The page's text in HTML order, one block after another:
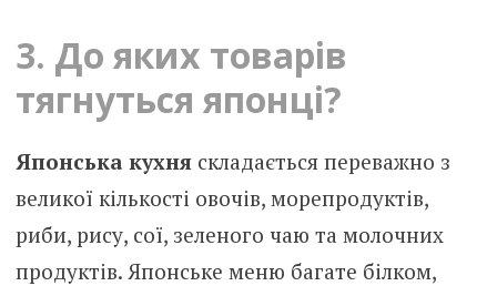
3. До яких товарів
тягнуться японці?
Японська кухняскладається переважно з
великої кількості овочів, морепродуктів,
риби, рису, сої, зеленого чаю та молочних
продуктів. Японське меню багате білком,